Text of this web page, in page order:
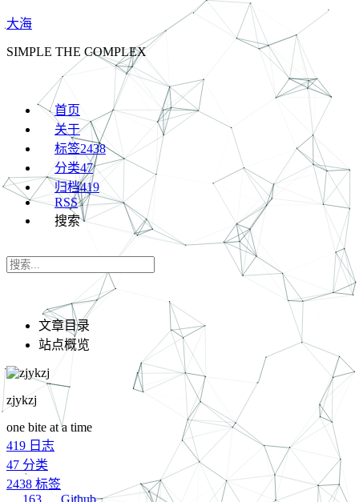
大海
SIMPLE THE COMPLEX
首页
关于
标签2438
分类47
归档419
RSS
搜索
文章目录
站点概览
zjykzj
one bite at a time
419 日志
47 分类
2438 标签
163
Github